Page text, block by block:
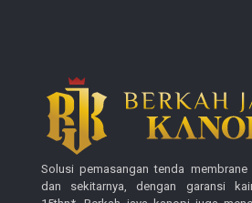
Solusi pemasangan tenda
dan sekitarnya, dengan garansi